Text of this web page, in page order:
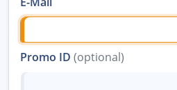
Promo ID (optional)